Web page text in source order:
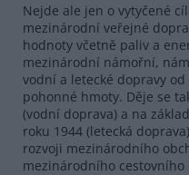
Nejde ale jen o vytyčené
mezinárodní veřejné
hodnoty včetně paliv a
mezinárodní námořní,
vodní a letecké dopravy
pohonné hmoty. Děje se
(vodní doprava) a na
roku 1944 (letecká
rozvoji mezinárodního
mezinárodního cestovního